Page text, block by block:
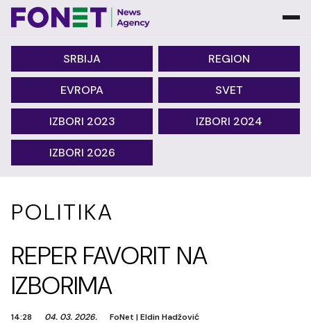
SRBIJA REGION
EVROPA SVET
IZBORI 2023 IZBORI 2024
IZBORI 2026
POLITIKA
REPER FAVORIT NA
IZBORIMA
14:28 04. 03. 2026. FoNet |Eldin Hadžović